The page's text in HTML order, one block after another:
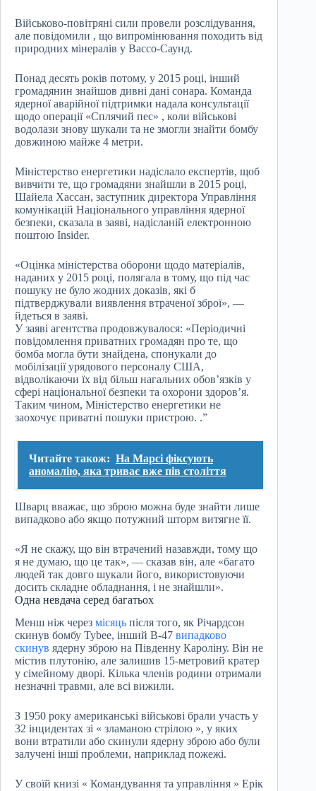
Військово-повітряні сили провели розслідування,
але повідомили , що випромінювання походить від
природних мінералів у Вассо-Саунд.
Понад десять років потому, у 2015 році, інший
громадянин знайшов дивні дані сонара. Команда
ядерної аварійної підтримки надала консультації
щодо операції «Сплячий пес» , коли військові
водолази знову шукали та не змогли знайти бомбу
довжиною майже 4 метри.
Міністерство енергетики надіслало експертів, щоб
вивчити те, що громадяни знайшли в 2015 році,
Шайела Хассан, заступник директора Управління
комунікацій Національного управління ядерної
безпеки, сказала в заяві, надісланій електронною
поштою Insider.
«Оцінка міністерства оборони щодо матеріалів,
наданих у 2015 році, полягала в тому, що під час
пошуку не було жодних доказів, які б
підтверджували виявлення втраченої зброї», —
йдеться в заяві.
У заяві агентства продовжувалося: «Періодичні
повідомлення приватних громадян про те, що
бомба могла бути знайдена, спонукали до
мобілізації урядового персоналу США,
відволікаючи їх від більш нагальних обов’язків у
сфері національної безпеки та охорони здоров’я.
Таким чином, Міністерство енергетики не
заохочує приватні пошуки пристрою. .”
Читайте також: На Марсі фіксують
аномалію, яка триває вже пів століття
Шварц вважає, що зброю можна буде знайти лише
випадково або якщо потужний шторм витягне її.
«Я не скажу, що він втрачений назавжди, тому що
я не думаю, що це так», — сказав він, але «багато
людей так довго шукали його, використовуючи
досить складне обладнання, і не знайшли».
Одна невдача серед багатьох
Менш ніж через місяць після того, як Річардсон
скинув бомбу Tybee, інший B-47 випадково
скинув ядерну зброю на Південну Кароліну. Він не
містив плутонію, але залишив 15-метровий кратер
у сімейному дворі. Кілька членів родини отримали
незначні травми, але всі вижили.
З 1950 року американські військові брали участь у
32 інцидентах зі « зламаною стрілою », у яких
вони втратили або скинули ядерну зброю або були
залучені інші проблеми, наприклад пожежі.
У своїй книзі « Командування та управління » Ерік